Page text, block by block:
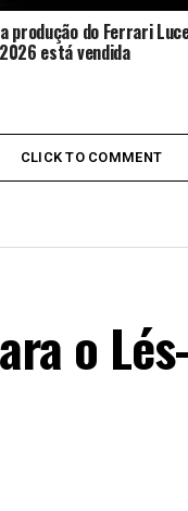
produção do Ferrari
está vendida
CLICK TO COMMENT
o